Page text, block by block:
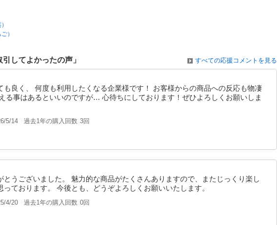
）
してよかったの声」 すべての応援コメントを見る
も良く、 何度も利用したくなる企業様です！ お客様からの商品への反応も物凄
る事はあるといいのですが… 心待ちにしております！ぜひよろしくお願いしま
5/14 過去1年の購入回数 3回
とうございました。 魅力的な商品がたくさんありますので、またじっくり楽し
ております。 今後とも、どうぞよろしくお願いいたします。
4/20 過去1年の購入回数 0回